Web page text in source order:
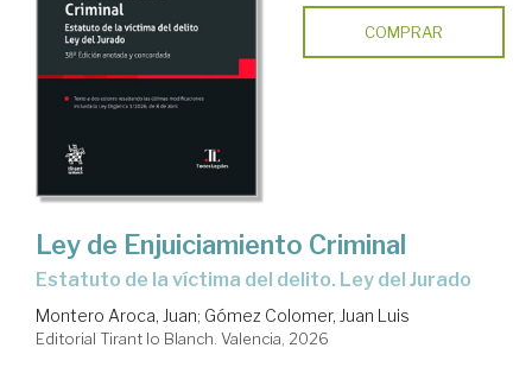
COMPRAR
Ley de Enjuiciamiento Criminal
Estatuto de la víctima del delito. Ley del Jurado
Montero Aroca, Juan; Gómez Colomer, Juan Luis
Editorial Tirant lo Blanch. Valencia, 2026